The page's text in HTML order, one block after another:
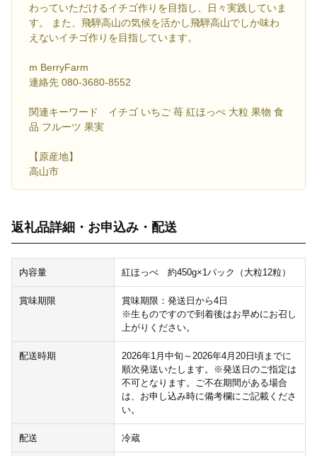
わっていただけるイチゴ作りを目指し、日々実践していま
す。 また、飛騨高山の気候を活かし飛騨高山でしか味わ
えないイチゴ作りを目指しています。
m BerryFarm
連絡先 080-3680-8552
関連キーワード イチゴ いちご 苺 紅ほっぺ 大粒 果物 食
品 フルーツ 果実
【原産地】
高山市
返礼品詳細・お申込み・配送
内容量 紅ほっぺ 約450g×1パック（大粒12粒）
賞味期限
賞味期限：発送日から4日
※生ものですので到着後はお早めにお召し
上がりください。
配送時期
2026年1月中旬～2026年4月20日頃までに
順次発送いたします。※発送日のご指定は
不可となります。ご不在期間がある場合
は、お申し込み時に備考欄にご記載くださ
い。
配送 冷蔵